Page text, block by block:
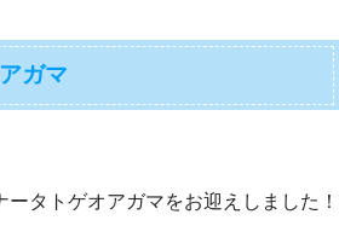
ガマ
ータトゲオアガマをお迎えしました！